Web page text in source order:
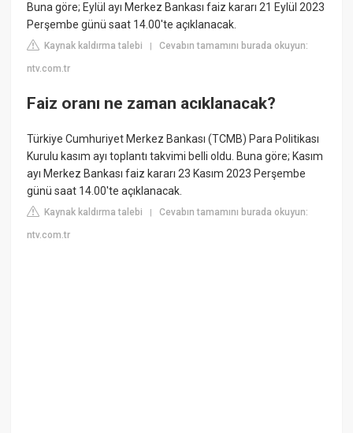
Buna göre; Eylül ayı Merkez Bankası faiz kararı 21 Eylül 2023
Perşembe günü saat 14.00'te açıklanacak.
Kaynak kaldırma talebi |Cevabın tamamını burada okuyun:
ntv.com.tr
Faiz oranı ne zaman acıklanacak?
Türkiye Cumhuriyet Merkez Bankası (TCMB) Para Politikası
Kurulu kasım ayı toplantı takvimi belli oldu. Buna göre; Kasım
ayı Merkez Bankası faiz kararı 23 Kasım 2023 Perşembe
günü saat 14.00'te açıklanacak.
Kaynak kaldırma talebi |Cevabın tamamını burada okuyun:
ntv.com.tr